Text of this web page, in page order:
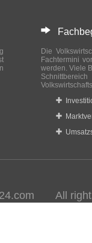
Die
Fachtermini
werden. Viele
All